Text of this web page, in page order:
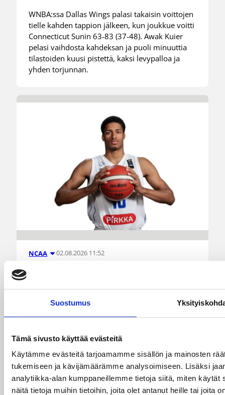
Suostumus
Tämä sivusto käyttää evästeitä
Käytämme evästeitä tarjoamamme sisällön ja mainosten
tukemiseen ja kävijämäärämme analysoimiseen. Lisäksi
analytiikka-alan kumppaneillemme tietoja siitä, miten
näitä tietoja muihin tietoihin, joita olet antanut heille tai joita
WNBA:ssa Dallas Wings palasi takaisin voittojen
tielle kahden tappion jälkeen, kun joukkue voitti
Connecticut Sunin 63-83 (37-48). Awak Kuier
pelasi vaihdosta kahdeksan ja puoli minuuttia
tilastoiden kuusi pistettä, kaksi levypalloa ja
yhden torjunnan.
NCAA 02.08.2026 11:52
yliopistoon
leiritysvahvuuteen viimeiset kaksi kesää
kuulunut Aaron Ekwere, 198 cm ja 19 vuotta, on
valinnut joukkueensa Yhdysvaltain yliopistoliiga
NCAA:ssa. Tampereen Pyrinnön kasvatin uusi
seura on The Citadel.